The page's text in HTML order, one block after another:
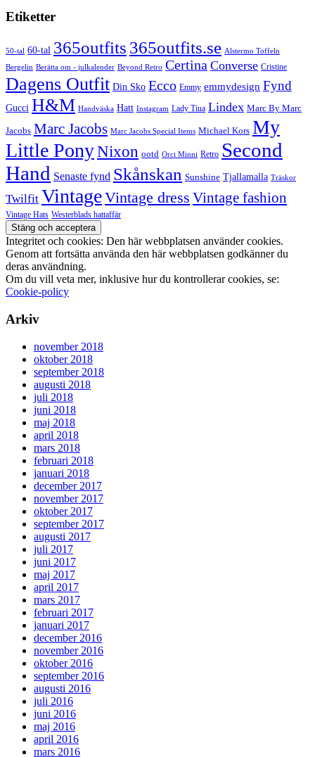
Etiketter
50-tal 60-tal 365outfits 365outfits.se Alstermo Toffeln
Bergelin Berätta om - julkalender Beyond Retro Certina Converse Cristine
Dagens Outfit Din Sko Ecco Emmy emmydesign Fynd
Gucci H&M Handväska Hatt Instagram Lady Tiua Lindex Marc By Marc
Jacobs Marc Jacobs Marc Jacobs Special Items Michael Kors My
Little PonyNixon ootd Orci Minni Retro Second
Hand Senaste fynd Skånskan Sunshine Tjallamalla Träskor
Twilfit VintageVintage dress Vintage fashion
Vintage Hats Westerblads hattaffär
Integritet och cookies: Den här webbplatsen använder cookies.
Genom att fortsätta använda den här webbplatsen godkänner du
deras användning.
Om du vill veta mer, inklusive hur du kontrollerar cookies, se:
Cookie-policy
Arkiv
november 2018
oktober 2018
september 2018
augusti 2018
juli 2018
juni 2018
maj 2018
april 2018
mars 2018
februari 2018
januari 2018
december 2017
november 2017
oktober 2017
september 2017
augusti 2017
juli 2017
juni 2017
maj 2017
april 2017
mars 2017
februari 2017
januari 2017
december 2016
november 2016
oktober 2016
september 2016
augusti 2016
juli 2016
juni 2016
maj 2016
april 2016
mars 2016